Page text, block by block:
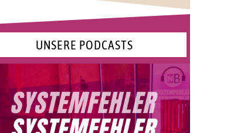
UNSERE PODCASTS